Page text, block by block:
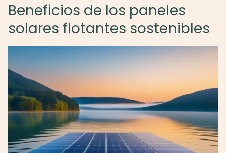
Beneficios de los paneles
solares flotantes sostenibles